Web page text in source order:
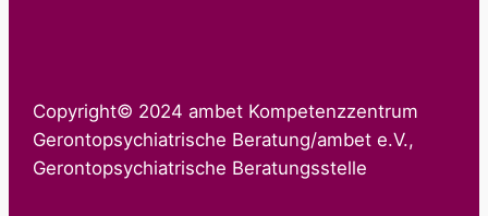
Copyright© 2024 ambet Kompetenzzentrum
Gerontopsychiatrische Beratung/ambet e.V.,
Gerontopsychiatrische Beratungsstelle